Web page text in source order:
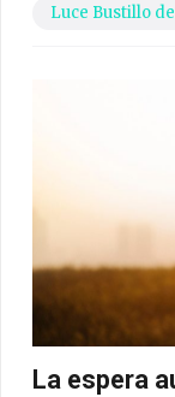
Luce Bustillo
La espera